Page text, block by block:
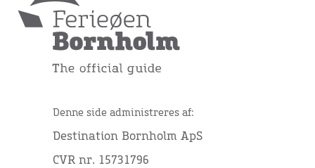
Denne side administreres af:
Destination Bornholm ApS
CVR nr. 15731796